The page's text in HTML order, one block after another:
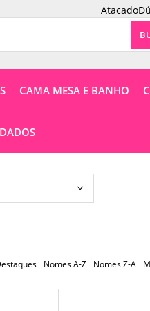
Atacado
CAMA MESA E BANHO
Nomes A-Z Nomes Z-A